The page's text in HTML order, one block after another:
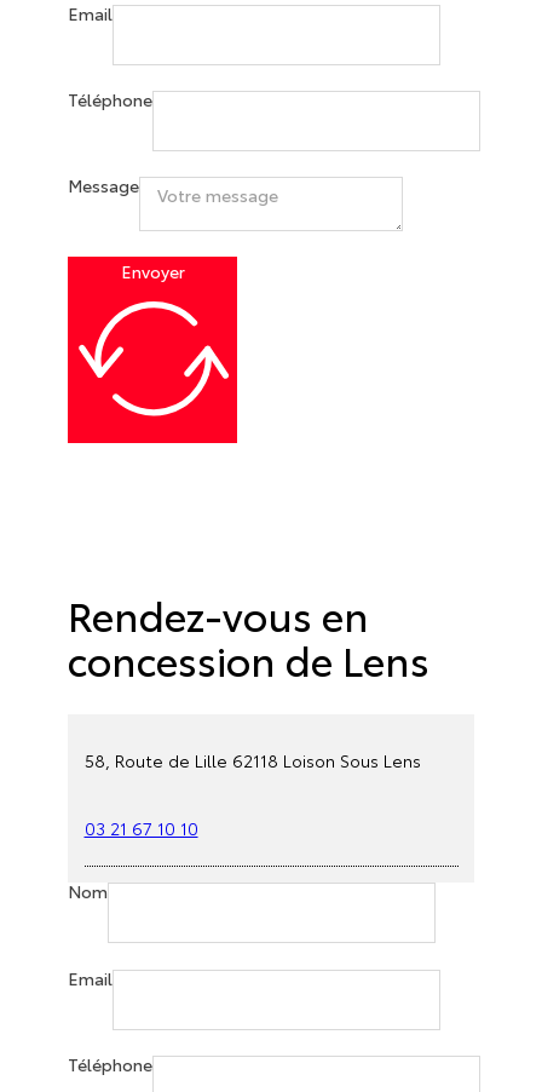
Email
Téléphone
Message
Envoyer
Rendez-vous en
concession de Lens
58, Route de Lille 62118 Loison Sous Lens
03 21 67 10 10
Nom
Email
Téléphone